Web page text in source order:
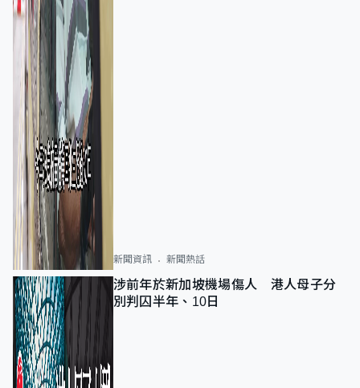
新聞資訊 新聞熱話
涉前年於新加坡機場傷人 港人母子分
別判囚半年、10日